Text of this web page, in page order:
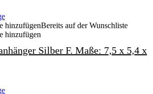
hinzufügenBereits auf der Wunschliste
hinzufügen
Silber F. Maße: 7,5 x 5,4 x